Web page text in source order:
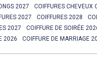
2027
COIFFURES CHEVEUX
2027 COIFFURES 2028
2027
COIFFURE DE SOIRÉE
2026
COIFFURE DE MARRIAGE